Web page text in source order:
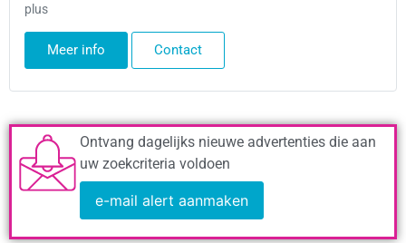
plus
Meer info Contact
Ontvang dagelijks nieuwe advertenties die aan
uw zoekcriteria voldoen
e-mail alert aanmaken